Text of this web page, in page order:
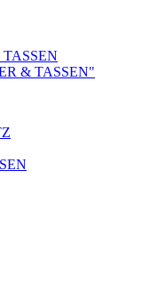
& TASSEN"